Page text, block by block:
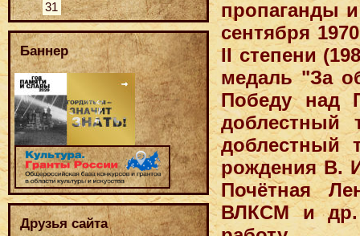
31
Баннер
Друзья сайта
пропаганды
сентября
II степени
медаль "За
Победу над
доблестный
доблестный
рождения В.
Почётная
ВЛКСМ и др.